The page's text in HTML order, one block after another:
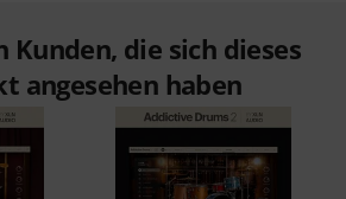
Kunden, die sich dieses
angesehen haben